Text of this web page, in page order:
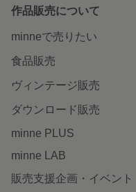
作品販売について
minneで売りたい
食品販売
ヴィンテージ販売
ダウンロード販売
minne PLUS
minne LAB
販売支援企画・イベント